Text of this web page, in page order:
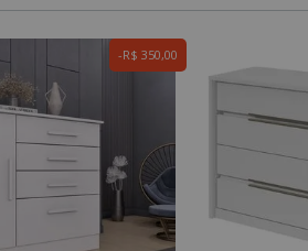
R$ 350,00